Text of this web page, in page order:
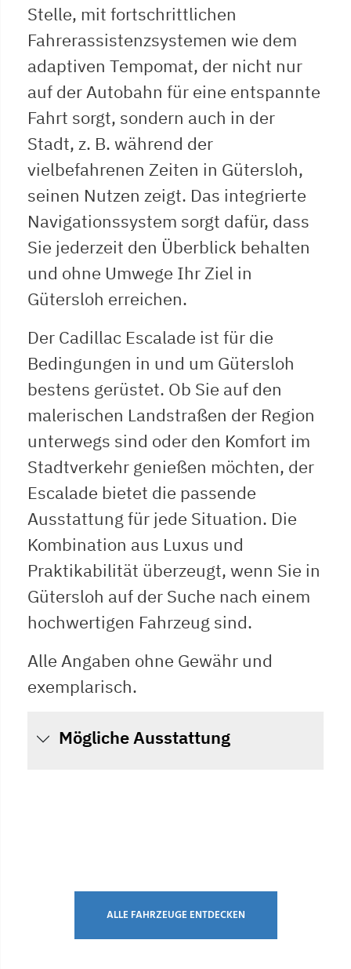
Stelle, mit fortschrittlichen
Fahrerassistenzsystemen wie dem
adaptiven Tempomat, der nicht nur
auf der Autobahn für eine entspannte
Fahrt sorgt, sondern auch in der
Stadt, z. B. während der
vielbefahrenen Zeiten in Gütersloh,
seinen Nutzen zeigt. Das integrierte
Navigationssystem sorgt dafür, dass
Sie jederzeit den Überblick behalten
und ohne Umwege Ihr Ziel in
Gütersloh erreichen.
Der Cadillac Escalade ist für die
Bedingungen in und um Gütersloh
bestens gerüstet. Ob Sie auf den
malerischen Landstraßen der Region
unterwegs sind oder den Komfort im
Stadtverkehr genießen möchten, der
Escalade bietet die passende
Ausstattung für jede Situation. Die
Kombination aus Luxus und
Praktikabilität überzeugt, wenn Sie in
Gütersloh auf der Suche nach einem
hochwertigen Fahrzeug sind.
Alle Angaben ohne Gewähr und
exemplarisch.
Mögliche Ausstattung
ALLE FAHRZEUGE ENTDECKEN